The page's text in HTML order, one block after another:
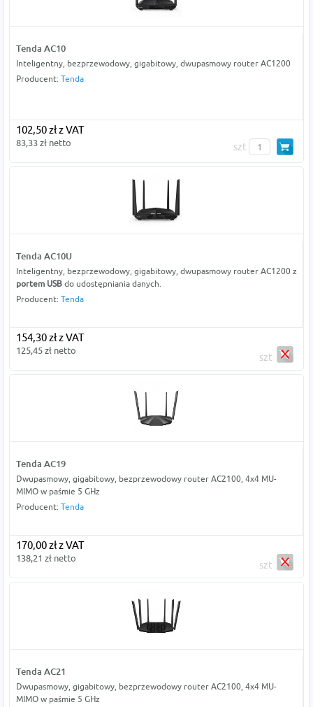
Tenda AC10
Inteligentny, bezprzewodowy, gigabitowy, dwupasmowy router AC1200
Producent: Tenda
102,50 zł z VAT
83,33 zł netto szt
Tenda AC10U
Inteligentny, bezprzewodowy, gigabitowy, dwupasmowy router AC1200 z
portem USBdo udostępniania danych.
Producent: Tenda
154,30 zł z VAT
125,45 zł netto
szt
Tenda AC19
Dwupasmowy, gigabitowy, bezprzewodowy router AC2100, 4x4 MU-
MIMO w paśmie 5 GHz
Producent: Tenda
170,00 zł z VAT
138,21 zł netto
szt
Tenda AC21
Dwupasmowy, gigabitowy, bezprzewodowy router AC2100, 4x4 MU-
MIMO w paśmie 5 GHz